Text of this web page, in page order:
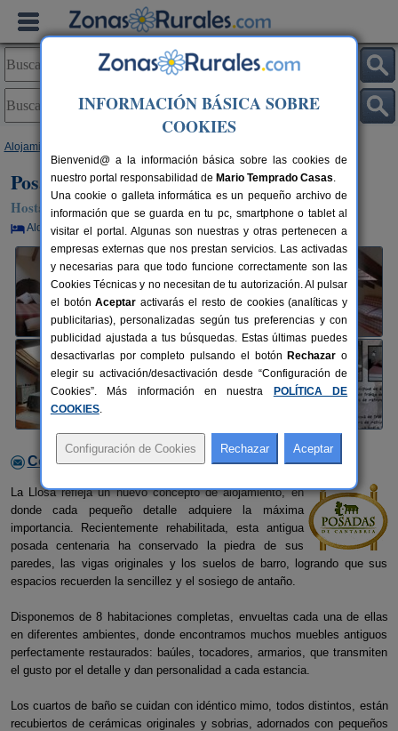
Alojamientos
Posada La Llosa
Hostal Rural en Somo (Cantabria)
Alquiler por habitaciones 16 plazas 15 km de Santander
Contactar con el alojamiento
La Llosa refleja un nuevo concepto de alojamiento, en
donde cada pequeño detalle adquiere la máxima
importancia. Recientemente rehabilitada, esta antigua
posada centenaria ha conservado la piedra de sus
paredes, las vigas originales y los suelos de barro, logrando que sus
espacios recuerden la sencillez y el sosiego de antaño.
Disponemos de 8 habitaciones completas, envueltas cada una de ellas
en diferentes ambientes, donde encontramos muchos muebles antiguos
perfectamente restaurados: baúles, tocadores, armarios, que transmiten
el gusto por el detalle y dan personalidad a cada estancia.
Los cuartos de baño se cuidan con idéntico mimo, todos distintos, están
recubiertos de cerámicas originales y sobrias, adornados con pequeños
INFORMACIÓN BÁSICA SOBRE
COOKIES
Bienvenid@ a la información básica sobre las cookies de
nuestro portal responsabilidad de Mario Temprado Casas.
Una cookie o galleta informática es un pequeño archivo de
información que se guarda en tu pc, smartphone o tablet al
visitar el portal. Algunas son nuestras y otras pertenecen a
empresas externas que nos prestan servicios. Las activadas
y necesarias para que todo funcione correctamente son las
Cookies Técnicas y no necesitan de tu autorización. Al pulsar
el botónAceptar activarás el resto de cookies (analíticas y
publicitarias), personalizadas según tus preferencias y con
publicidad ajustada a tus búsquedas. Estas últimas puedes
desactivarlas por completo pulsando el botón Rechazar o
elegir su activación/desactivación desde “Configuración de
Cookies”. Más información en nuestra
POLÍTICA DE
COOKIES.